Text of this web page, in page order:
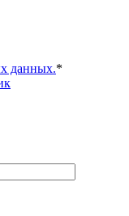
данных.*